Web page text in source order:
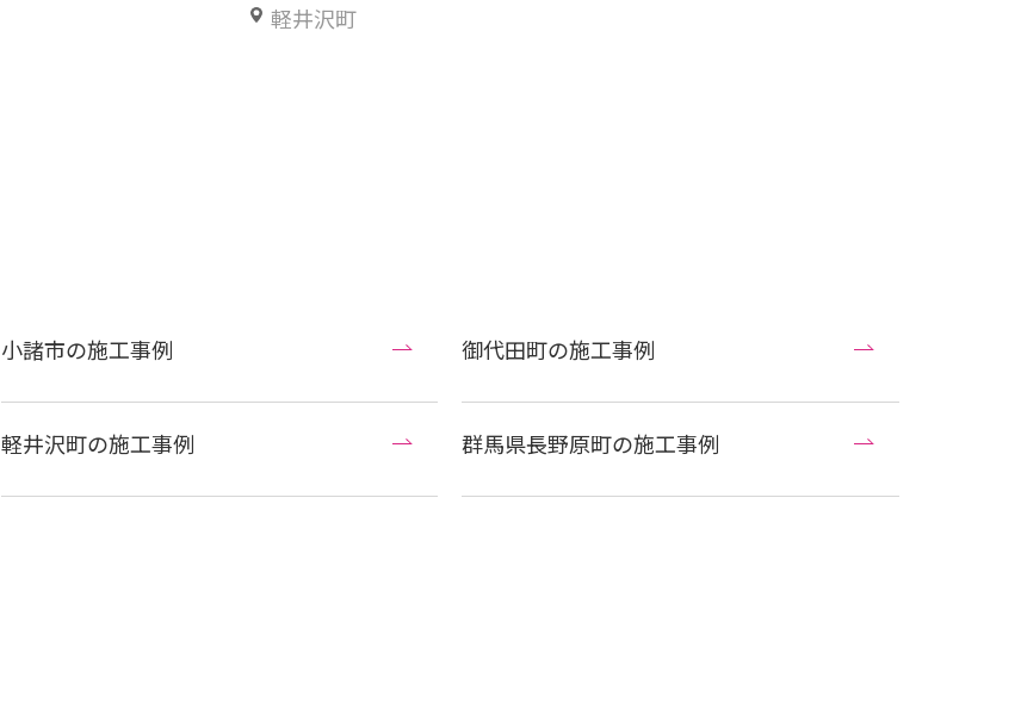
軽井沢町
小諸市の施工事例 御代田町の施工事例
軽井沢町の施工事例 群馬県長野原町の施工事例